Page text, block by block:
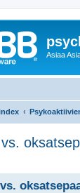
Asiaa